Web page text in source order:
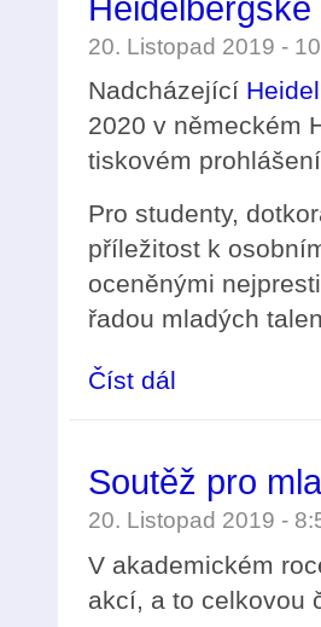
20. Listopad 2019 -
Nadcházející
2020 v německém
tiskovém
Pro studenty,
příležitost k
oceněnými
řadou mladých
Číst dál
Soutěž pro
20. Listopad 2019 -
V akademickém
akcí, a to celkovou